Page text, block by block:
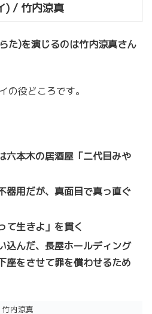
) / 竹内涼真
た)を演じるのは竹内涼真さん
の役どころです。
六本木の居酒屋「二代目みや
器用だが、真面目で真っ直ぐ
て生きよ」を貫く
込んだ、長屋ホールディング
座をさせて罪を償わせるため
竹内涼真